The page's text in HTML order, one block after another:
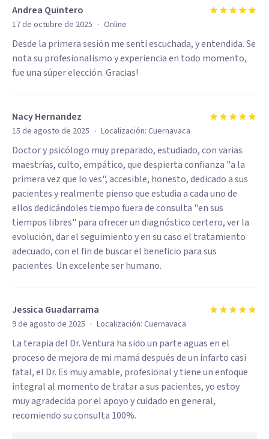
Andrea Quintero
17 de octubre de 2025 · Online
Desde la primera sesión me sentí escuchada, y entendida. Se
nota su profesionalismo y experiencia en todo momento,
fue una súper elección. Gracias!
Nacy Hernandez
15 de agosto de 2025 · Localización: Cuernavaca
Doctor y psicólogo muy preparado, estudiado, con varias
maestrías, culto, empático, que despierta confianza "a la
primera vez que lo ves", accesible, honesto, dedicado a sus
pacientes y realmente pienso que estudia a cada uno de
ellos dedicándoles tiempo fuera de consulta "en sus
tiempos libres" para ofrecer un diagnóstico certero, ver la
evolución, dar el seguimiento y en su caso el tratamiento
adecuado, con el fin de buscar el beneficio para sus
pacientes. Un excelente ser humano.
Jessica Guadarrama
9 de agosto de 2025 · Localización: Cuernavaca
La terapia del Dr. Ventura ha sido un parte aguas en el
proceso de mejora de mi mamá después de un infarto casi
fatal, el Dr. Es muy amable, profesional y tiene un enfoque
integral al momento de tratar a sus pacientes, yo estoy
muy agradecida por el apoyo y cuidado en general,
recomiendo su consulta 100%.